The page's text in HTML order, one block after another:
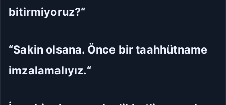
bitirmiyoruz?“
“Sakin olsana. Önce bir taahhütname
imzalamalıyız.“